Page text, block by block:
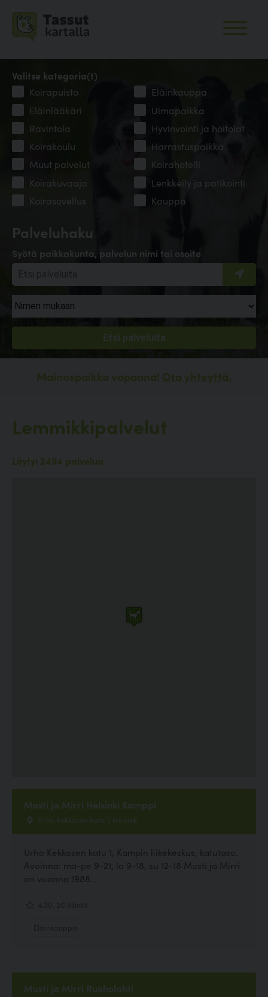
Palveluhaku
Syötä paikkakunta, palvelun nimi tai osoite
Valitse kategoria(t)
Koirapuisto
Eläinkauppa
Eläinlääkäri
Uimapaikka
Ravintola
Hyvinvointi ja hoitolat
Koirakoulu
Harrastuspaikka
Muut palvelut
Koirahotelli
Koirakuvaaja
Lenkkeily ja patikointi
Koirasovellus
Kauppa
Mainospaikka vapaana! Ota yhteyttä.
Lemmikkipalvelut
Löytyi 2494 palvelua
Musti ja Mirri Helsinki Kamppi
Urho Kekkosen katu 1, Helsinki
Urho Kekkosen katu 1, Kampin liikekeskus, katutaso.
Avoinna: ma-pe 9-21, la 9-18, su 12-18 Musti ja Mirri
on vuonna 1988...
Musti ja Mirri Ruoholahti